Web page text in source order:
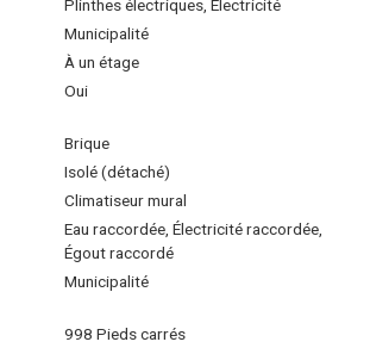
Plinthes électriques, Électricité
Municipalité
À un étage
Oui
Brique
Isolé (détaché)
Climatiseur mural
Eau raccordée, Électricité raccordée,
Égout raccordé
Municipalité
998 Pieds carrés